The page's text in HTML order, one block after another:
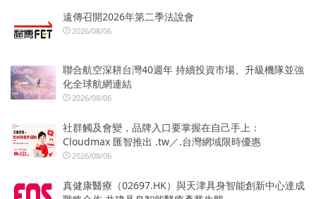
遠傳召開2026年第二季法說會
2026/08/06
聯合航空深耕台灣40週年 持續投資市場、升級機隊並強
化全球航網連結
2026/08/06
社群觸及會變，品牌入口要掌握在自己手上：
Cloudmax 匯智推出 .tw／.台灣網域限時優惠
2026/08/06
真健康醫療（02697.HK）與天津具身智能創新中心達成